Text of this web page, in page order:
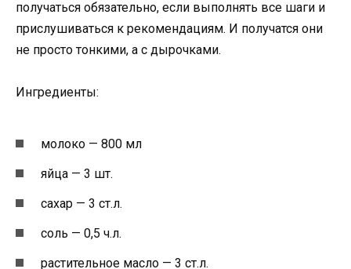
получаться обязательно, если выполнять все шаги и
прислушиваться к рекомендациям. И получатся они
не просто тонкими, а с дырочками.
Ингредиенты:
молоко — 800 мл
яйца — 3 шт.
сахар — 3 ст.л.
соль — 0,5 ч.л.
растительное масло — 3 ст.л.